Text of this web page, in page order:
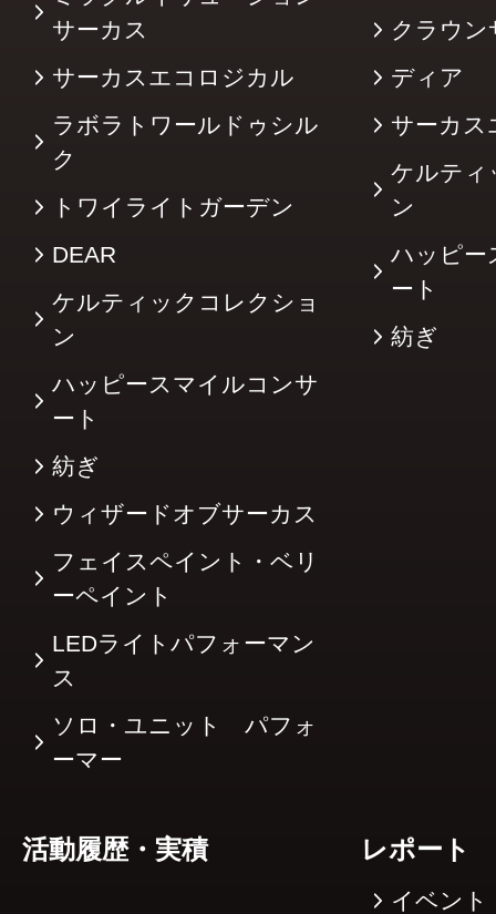
サーカス
サーカスエコロジカル
ラボラトワールドゥシル
ク
トワイライトガーデン
DEAR
ケルティックコレクショ
ン
ハッピースマイルコンサ
ート
紡ぎ
ウィザードオブサーカス
フェイスペイント・ベリ
ーペイント
LEDライトパフォーマン
ス
ソロ・ユニット パフォ
ーマー
クラウン
ディア
サーカス
ケルティ
ン
ハッピー
ート
紡ぎ
活動履歴・実積 レポート
イベント